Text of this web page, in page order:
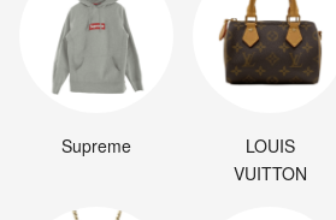
Supreme
LOUIS
VUITTON